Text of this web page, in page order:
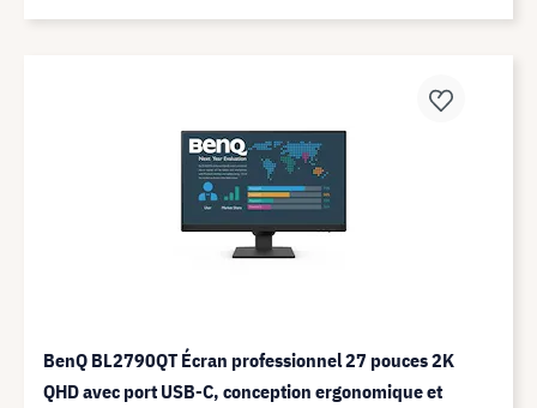
BenQ BL2790QT Écran professionnel 27 pouces 2K
QHD avec port USB-C, conception ergonomique et